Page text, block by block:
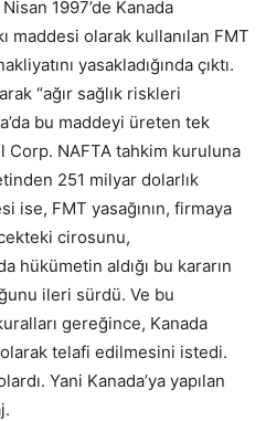
1997’de Kanada
maddesi olarak kullanılan FMT
yasakladığında çıktı.
“ağır sağlık riskleri
bu maddeyi üreten tek
Corp. NAFTA tahkim kuruluna
251 milyar dolarlık
ise, FMT yasağının, firmaya
cirosunu,
hükümetin aldığı bu kararın
ileri sürdü. Ve bu
gereğince, Kanada
telafi edilmesini istedi.
Yani Kanada’ya yapılan